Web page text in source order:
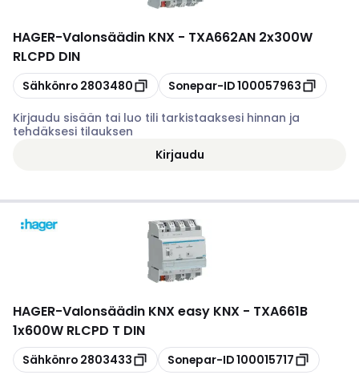
HAGER-Valonsäädin KNX - TXA662AN 2x300W
RLCPD DIN
Kopioi
Sähkönro 2803480 Kopioi
Sonepar-ID100057963
Kirjaudu sisään tai luo tili tarkistaaksesi hinnan ja
tehdäksesi tilauksen
Kirjaudu
HAGER-Valonsäädin KNX easy KNX - TXA661B
1x600W RLCPD T DIN
Kopioi
Sähkönro 2803433 Kopioi
Sonepar-ID100015717